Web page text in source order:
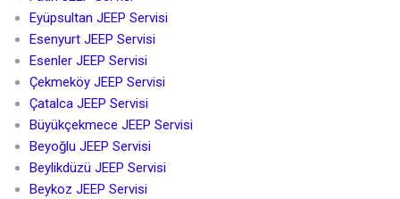
Eyüpsultan JEEP Servisi
Esenyurt JEEP Servisi
Esenler JEEP Servisi
Çekmeköy JEEP Servisi
Çatalca JEEP Servisi
Büyükçekmece JEEP Servisi
Beyoğlu JEEP Servisi
Beylikdüzü JEEP Servisi
Beykoz JEEP Servisi